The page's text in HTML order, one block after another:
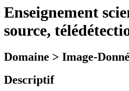
Enseignement
source,
Domaine > Image-
Descriptif